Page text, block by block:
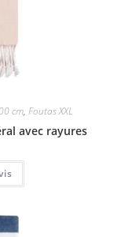
cm, Foutas XXL
avec rayures